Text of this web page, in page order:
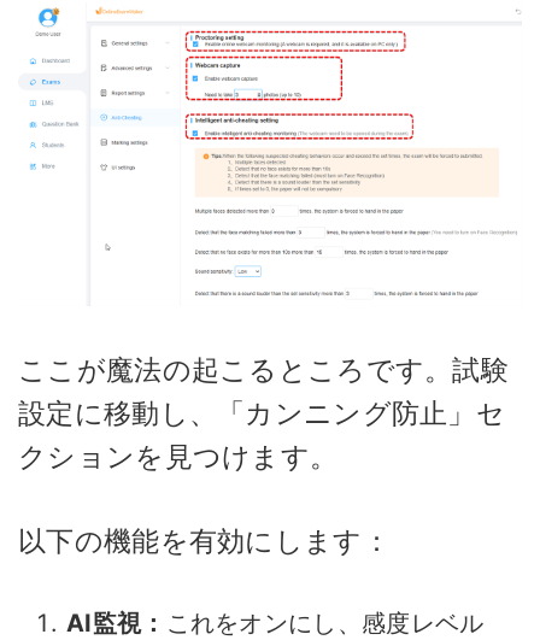
ここが魔法の起こるところです。試験
設定に移動し、「カンニング防止」セ
クションを見つけます。
以下の機能を有効にします：
AI監視： これをオンにし、感度レベル